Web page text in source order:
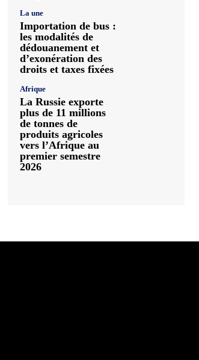
La une
Importation de bus :
les modalités de
dédouanement et
d’exonération des
droits et taxes fixées
Afrique
La Russie exporte
plus de 11 millions
de tonnes de
produits agricoles
vers l’Afrique au
premier semestre
2026